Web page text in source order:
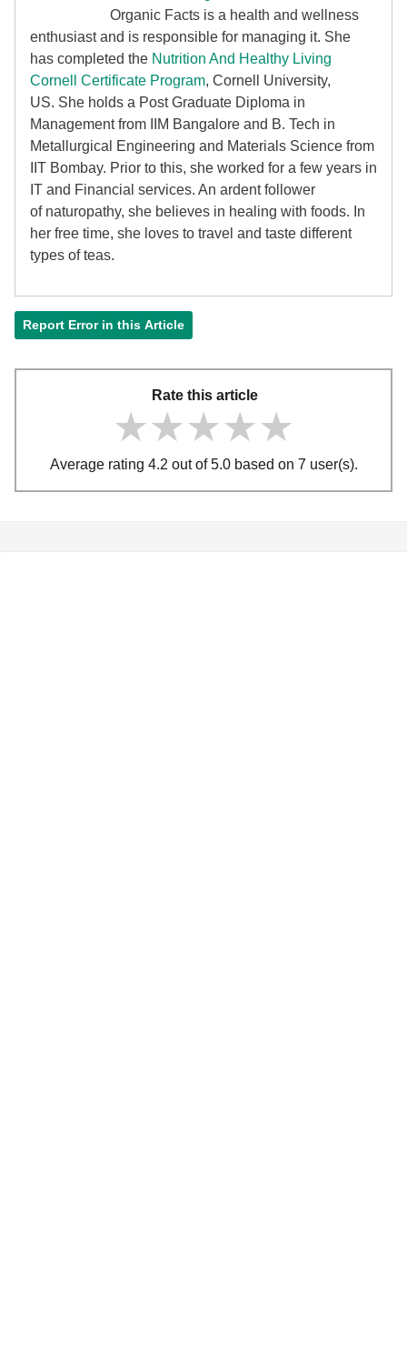
Organic Facts is a health and wellness
enthusiast and is responsible for managing it. She
has completed the Nutrition And Healthy Living
Cornell Certificate Program, Cornell University,
US. She holds a Post Graduate Diploma in
Management from IIM Bangalore and B. Tech in
Metallurgical Engineering and Materials Science from
IIT Bombay. Prior to this, she worked for a few years in
IT and Financial services. An ardent follower
of naturopathy, she believes in healing with foods. In
her free time, she loves to travel and taste different
types of teas.
Report Error in this Article
Rate this article
★★★★★
★★★★★
★★★★★
Average rating 4.2 out of 5.0 based on 7 user(s).